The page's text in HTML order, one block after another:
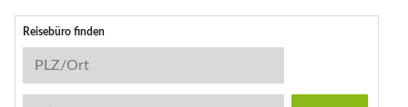
Reisebüro finden
Reisebüro-Suche
PLZ/Ort